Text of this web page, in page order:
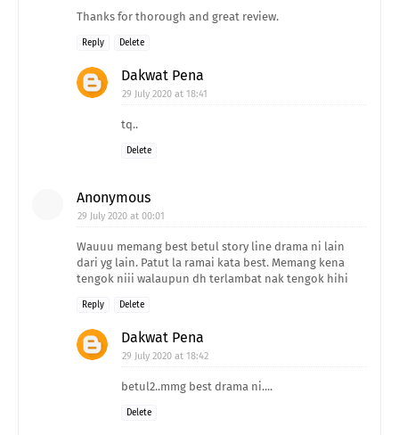
Thanks for thorough and great review.
Reply Delete
Dakwat Pena
29 July 2020 at 18:41
tq..
Delete
Anonymous
29 July 2020 at 00:01
Wauuu memang best betul story line drama ni lain
dari yg lain. Patut la ramai kata best. Memang kena
tengok niii walaupun dh terlambat nak tengok hihi
Reply Delete
Dakwat Pena
29 July 2020 at 18:42
betul2..mmg best drama ni....
Delete